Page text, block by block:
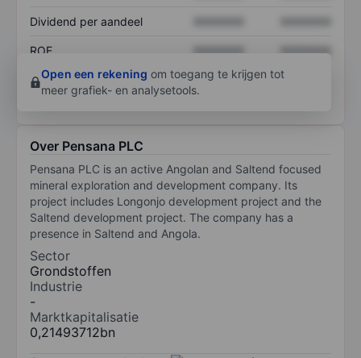
Dividend per aandeel
ROE XXXXXXX
XXXXXXX
Open een rekening om toegang te krijgen tot
meer grafiek- en analysetools.
Over Pensana PLC
Pensana PLC is an active Angolan and Saltend focused
mineral exploration and development company. Its
project includes Longonjo development project and the
Saltend development project. The company has a
presence in Saltend and Angola.
Sector
Grondstoffen
Industrie
-
Marktkapitalisatie
0,21493712bn